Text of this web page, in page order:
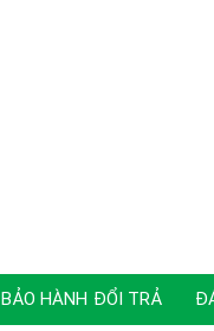
BẢO HÀNH ĐỔI TRẢ